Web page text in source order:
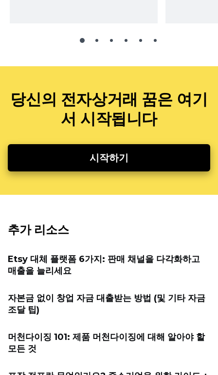
당신의 전자상거래 꿈은 여기
서 시작됩니다
시작하기
추가 리소스
Etsy 대체 플랫폼 6가지: 판매 채널을 다각화하고
매출을 늘리세요
자본금 없이 창업 자금 대출받는 방법 (및 기타 자금
조달 팁)
머천다이징 101: 제품 머천다이징에 대해 알아야 할
모든 것